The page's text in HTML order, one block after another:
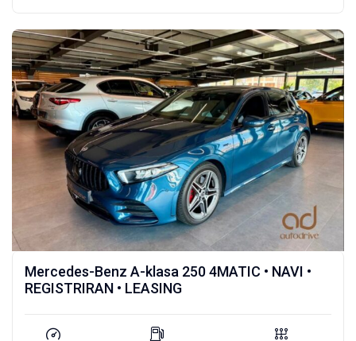
Mercedes-Benz A-klasa 250 4MATIC • NAVI •
REGISTRIRAN • LEASING